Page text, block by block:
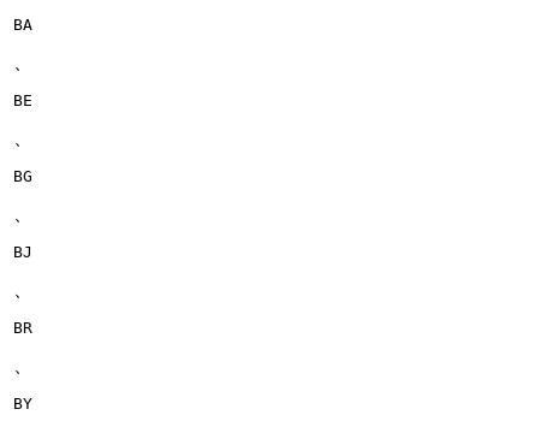
BA
、
BE
、
BG
、
BJ
、
BR
、
BY